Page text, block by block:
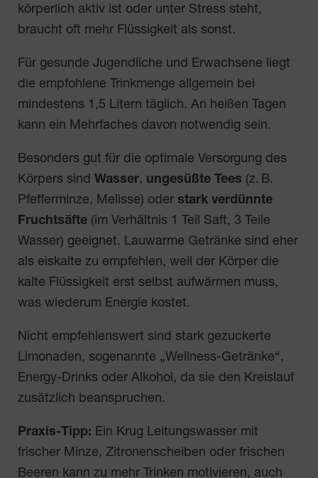
körperlich aktiv ist oder unter Stress steht,
braucht oft mehr Flüssigkeit als sonst.
Für gesunde Jugendliche und Erwachsene liegt
die empfohlene Trinkmenge allgemein bei
mindestens 1,5 Litern täglich. An heißen Tagen
kann ein Mehrfaches davon notwendig sein.
Besonders gut für die optimale Versorgung des
Körpers sind Wasser, ungesüßte Tees (z. B.
Pfefferminze, Melisse) oder stark verdünnte
Fruchtsäfte (im Verhältnis 1 Teil Saft, 3 Teile
Wasser) geeignet. Lauwarme Getränke sind eher
als eiskalte zu empfehlen, weil der Körper die
kalte Flüssigkeit erst selbst aufwärmen muss,
was wiederum Energie kostet.
Nicht empfehlenswert sind stark gezuckerte
Limonaden, sogenannte „Wellness-Getränke“,
Energy-Drinks oder Alkohol, da sie den Kreislauf
zusätzlich beanspruchen.
Praxis-Tipp: Ein Krug Leitungswasser mit
frischer Minze, Zitronenscheiben oder frischen
Beeren kann zu mehr Trinken motivieren, auch